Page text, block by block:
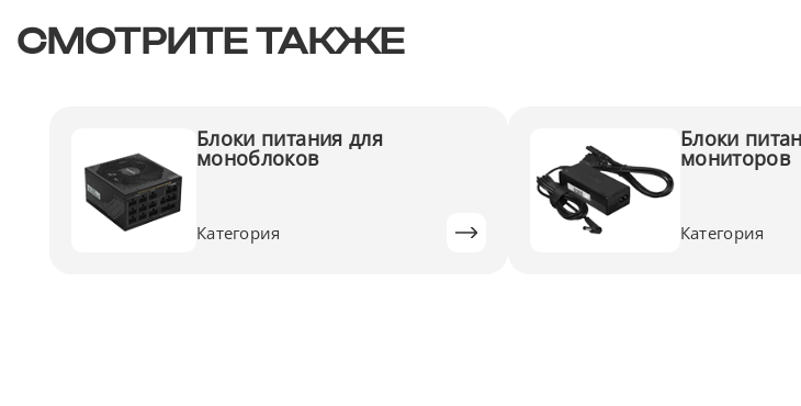
СМОТРИТЕ ТАКЖЕ
Блоки питания для
моноблоков
Категория
Блоки
мониторов
Категория